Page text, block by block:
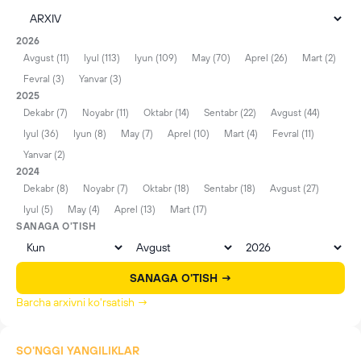
2026
Avgust (11)
Iyul (113) Iyun (109) May (70) Aprel (26)
Mart (2)
Fevral (3)
Yanvar (3)
2025
Dekabr (7)
Noyabr (11) Oktabr (14) Sentabr (22)
Avgust (44)
Iyul (36)
Iyun (8) May (7) Aprel (10) Mart (4)
Fevral (11)
Yanvar (2)
2024
Dekabr (8)
Noyabr (7) Oktabr (18) Sentabr (18)
Avgust (27)
Iyul (5)
May (4) Aprel (13)
Mart (17)
SANAGA O'TISH
SANAGA O'TISH →
Barcha arxivni ko'rsatish →
SO'NGGI YANGILIKLAR